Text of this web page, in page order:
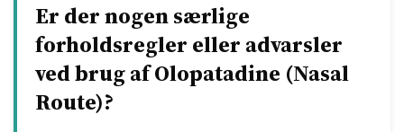
Er der nogen særlige
forholdsregler eller advarsler
ved brug af Olopatadine (Nasal
Route)?